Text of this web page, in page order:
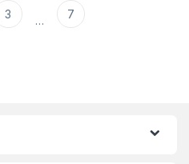
3 … 7